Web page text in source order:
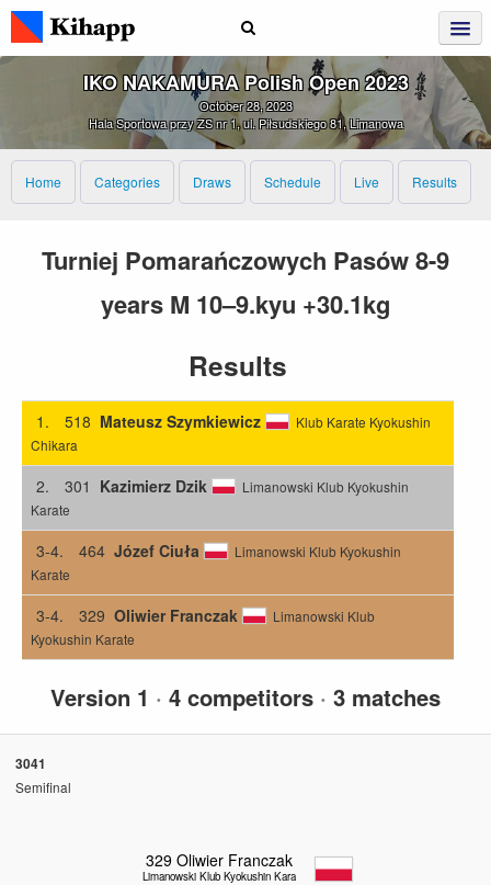
IKO NAKAMURA Polish Open 2023
October 28, 2023
Hala Sportowa przy ZS nr 1, ul. Piłsudskiego 81, Limanowa
Home Categories Draws Schedule Live Results
Turniej Pomarańczowych Pasów 8-9
years M 10–9.kyu +30.1kg
Results
1. 518 Mateusz Szymkiewicz
Klub Karate Kyokushin
Chikara
2. 301 Kazimierz Dzik
Limanowski Klub Kyokushin
Karate
3-4. 464 Józef Ciuła
Limanowski Klub Kyokushin
Karate
3-4. 329 Oliwier Franczak
Limanowski Klub
Kyokushin Karate
Version 1 · 4 competitors · 3 matches
3041
Semifinal
329 Oliwier Franczak
Limanowski Klub Kyokushin Karate